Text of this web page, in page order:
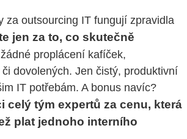
za outsourcing IT fungují zpravidla
jen za to, co skutečně
žádné proplácení kafíček,
dovolených. Jen čistý, produktivní
IT potřebám. A bonus navíc?
celý tým expertů za cenu, která
plat jednoho interního